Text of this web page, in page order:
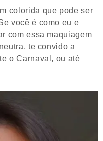
colorida que pode ser
você é como eu e
com essa maquiagem
te convido a
o Carnaval, ou até